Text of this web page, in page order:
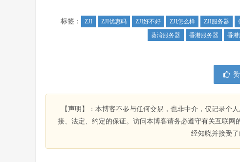
标签： ZJI ZJI优惠码 ZJI好不好 ZJI怎么样 ZJI服务器
葵湾服务器
香港服务器 香港
【声明】：本博客不参与任何交易，也非中介，仅记录个
接、法定、约定的保证。访问本博客请务必遵守有关互联
经知晓并接受了